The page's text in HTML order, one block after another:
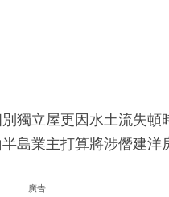
獨立屋更因水土流失頓
島業主打算將涉僭建洋
廣告